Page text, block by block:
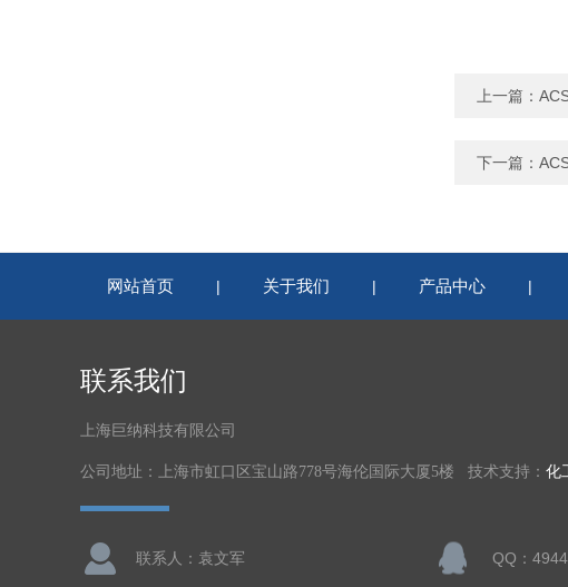
上一篇：
下一篇：
网站首页 | 关于我们 | 产品中心 |
联系我们
上海巨纳科技有限公司
公司地址：上海市虹口区宝山路778号海伦国际大厦5楼 技术支持： 化
联系人：袁文军 QQ：